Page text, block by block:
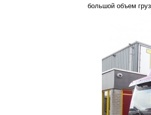
большой объем